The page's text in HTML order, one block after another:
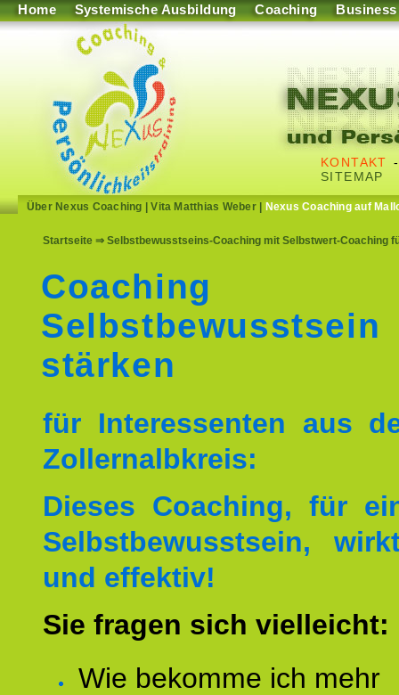
Home Systemische Ausbildung Coaching Business
KONTAKT
SITEMAP
Über Nexus Coaching |Vita Matthias Weber| Nexus Coaching auf
Startseite ⇒ Selbstbewusstseins-Coaching mit Selbstwert-Coaching
Coaching
Selbstbewusstsein
stärken
für Interessenten aus
Zollernalbkreis:
Dieses Coaching, für
Selbstbewusstsein,
und effektiv!
Sie fragen sich vielleicht:
Wie bekomme ich mehr